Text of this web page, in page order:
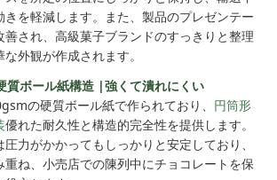
きを軽減します。また、製品のプレゼンテー
善され、高級菓子ブランドのすっきりと整理
外観が作成されます。
質ボール紙構造 |強くて潰れにくい
の硬質ボール紙で作られており、 円筒形
優れた耐久性と構造的完全性を提供します。
力がかかってもしっかりと安定しており、
重ね、小売店での陳列中にチョコレートを保